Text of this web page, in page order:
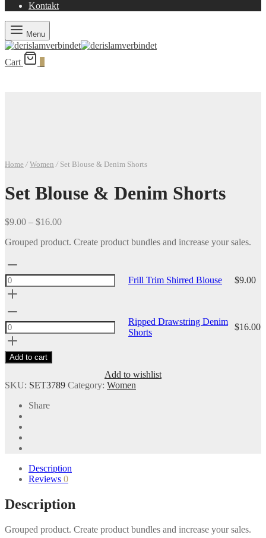
Kontakt
Menu
Cart
Home / Women /Set Blouse & Denim Shorts
Set Blouse & Denim Shorts
$9.00 – $16.00Price
$9.00
Grouped product. Create product bundles and increase your sales.
Trim
Shirred
Frill Trim Shirred Blouse $9.00
Drawstring
Denim
quantity
Ripped Drawstring Denim
Shorts
$16.00
Add to cart
Add to wishlist
SKU: SET3789 Category: Women
Share
Description
Reviews 0
Description
Grouped product. Create product bundles and increase your sales.